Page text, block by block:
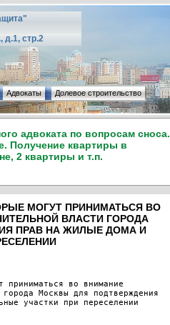
д.1, стр.2
Адвокаты Долевое строительство
адвоката по вопросам сноса.
Получение квартиры в
2 квартиры и т.п.
МОГУТ ПРИНИМАТЬСЯ ВО
ВЛАСТИ ГОРОДА
ПРАВ НА ЖИЛЫЕ ДОМА И
приниматься во внимание
Москвы для подтверждения
участки при переселении